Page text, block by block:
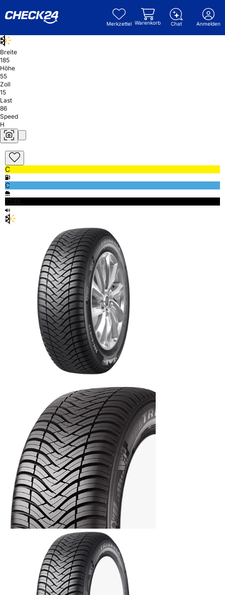
Merkzettel Warenkorb Chat Anmelden
Breite
185
Höhe
55
Zoll
15
Last
86
Speed
H
C
C
71db